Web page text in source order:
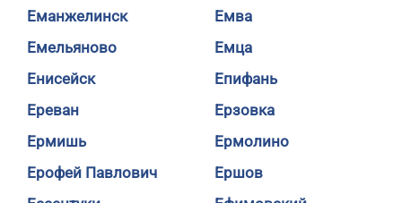
Еманжелинск
Емва
Емельяново
Емца
Енисейск
Епифань
Ереван
Ерзовка
Ермишь
Ермолино
Ерофей Павлович
Ершов